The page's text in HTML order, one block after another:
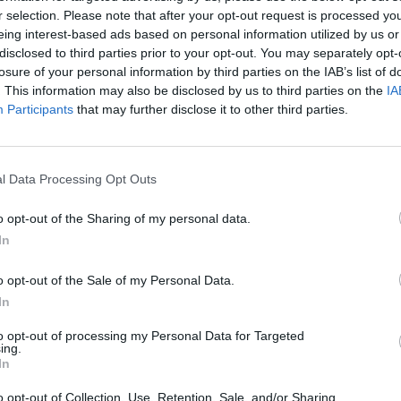
selection. Please note that after your opt-out request is processed
interest-based ads based on personal information utilized by us
to third parties prior to your opt-out. You may separately
of your personal information by third parties on the IAB’s list of
This information may also be disclosed by us to third parties on the
Participants that may further disclose it to other third parties.
Data Processing Opt Outs
opt-out of the Sharing of my personal data.
opt-out of the Sale of my Personal Data.
opt-out of processing my Personal Data for Targeted
opt-out of Collection, Use, Retention, Sale, and/or Sharing
naziv državne prvakinje
kumite ml. kadeti +55 kg -1. mesto in naziv
državne prvakinje
mesto in naziv državne podprvakinje